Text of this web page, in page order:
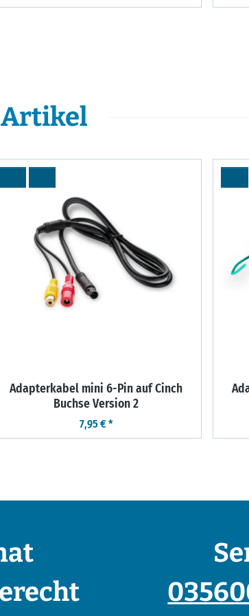
Adapterkabel mini 6-Pin auf Cinch
Buchse Version 2
7,95 € *